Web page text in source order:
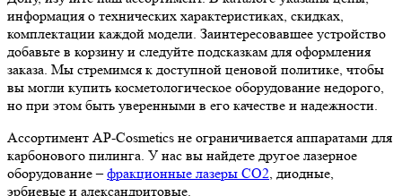
информация о технических характеристиках, скидках,
комплектации каждой модели. Заинтересовавшее устройство
добавьте в корзину и следуйте подсказкам для оформления
заказа. Мы стремимся к доступной ценовой политике, чтобы
вы могли купить косметологическое оборудование недорого,
но при этом быть уверенными в его качестве и надежности.
Ассортимент AP-Cosmetics не ограничивается аппаратами для
карбонового пилинга. У нас вы найдете другое лазерное
оборудование –фракционные лазеры СО2, диодные,
эрбиевые и александритовые.